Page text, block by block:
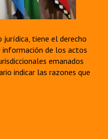
jurídica, tiene el derecho
de los actos
emanados
indicar las razones que